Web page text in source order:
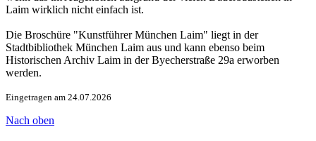
Laim wirklich nicht einfach ist.
Die Broschüre "Kunstführer München Laim" liegt in der
Stadtbibliothek München Laim aus und kann ebenso beim
Historischen Archiv Laim in der Byecherstraße 29a erworben
werden.
Eingetragen am 24.07.2026
Nach oben